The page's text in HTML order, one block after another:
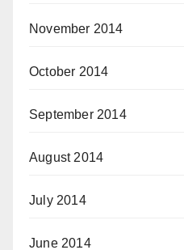
November 2014
October 2014
September 2014
August 2014
July 2014
June 2014